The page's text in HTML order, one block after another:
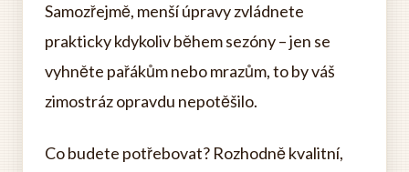
Samozřejmě, menší úpravy zvládnete
prakticky kdykoliv během sezóny – jen se
vyhněte pařákům nebo mrazům, to by váš
zimostráz opravdu nepotěšilo.
Co budete potřebovat? Rozhodně kvalitní,